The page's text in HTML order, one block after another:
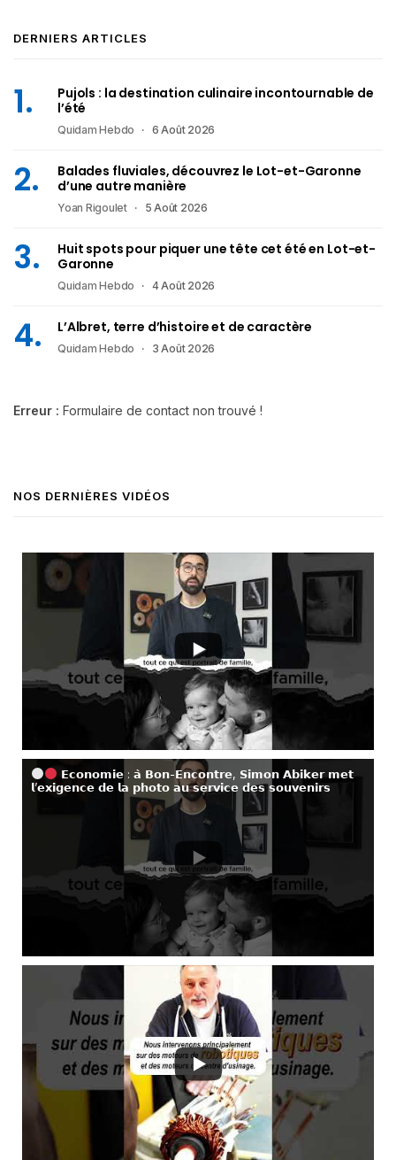
DERNIERS ARTICLES
Pujols : la destination culinaire incontournable de
l’été
Quidam Hebdo 6 Août 2026
Balades fluviales, découvrez le Lot-et-Garonne
d’une autre manière
Yoan Rigoulet 5 Août 2026
Huit spots pour piquer une tête cet été en Lot-et-
Garonne
Quidam Hebdo 4 Août 2026
L’Albret, terre d’histoire et de caractère
Quidam Hebdo 3 Août 2026
Erreur : Formulaire de contact non trouvé !
NOS DERNIÈRES VIDÉOS
𝗘𝗰𝗼𝗻𝗼𝗺𝗶𝗲 : 𝗮̀ 𝗕𝗼𝗻-𝗘𝗻𝗰𝗼𝗻𝘁𝗿𝗲, 𝗦𝗶𝗺𝗼𝗻 𝗔𝗯𝗶𝗸𝗲𝗿 𝗺𝗲𝘁
𝗹’𝗲𝘅𝗶𝗴𝗲𝗻𝗰𝗲 𝗱𝗲 𝗹𝗮 𝗽𝗵𝗼𝘁𝗼 𝗮𝘂 𝘀𝗲𝗿𝘃𝗶𝗰𝗲 𝗱𝗲𝘀 𝘀𝗼𝘂𝘃𝗲𝗻𝗶𝗿𝘀